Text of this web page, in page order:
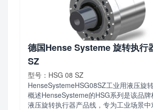
德国Hense Systeme 旋转执行
SZ
型号：HSG 08 SZ
HenseSystemeHSG08SZ工业用液压旋
概述HenseSysteme的HSG系列是该品牌
液压旋转执行器产品线，专为工业场景中